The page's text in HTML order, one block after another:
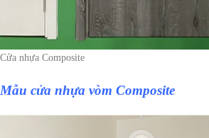
Cửa nhựa Composite
Mẫu cửa nhựa vòm Composite